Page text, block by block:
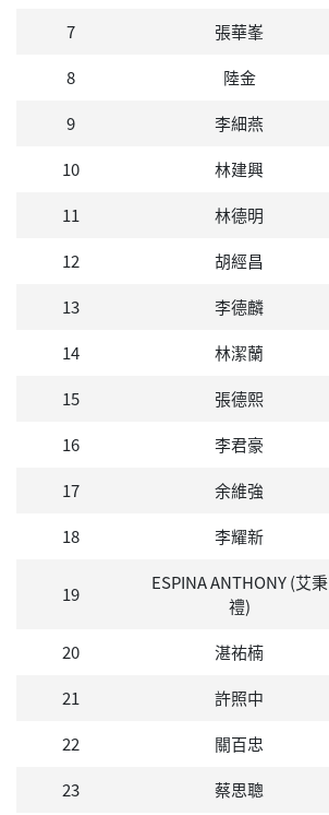
7
張華峯
8
陸金
9
李細燕
10
林建興
11
林德明
12
胡經昌
13
李德麟
14
林潔蘭
15
張德熙
16
李君豪
17
余維強
18
李耀新
19
ESPINA ANTHONY (艾秉
禮)
20 湛祐楠
21
許照中
22
關百忠
23
蔡思聰